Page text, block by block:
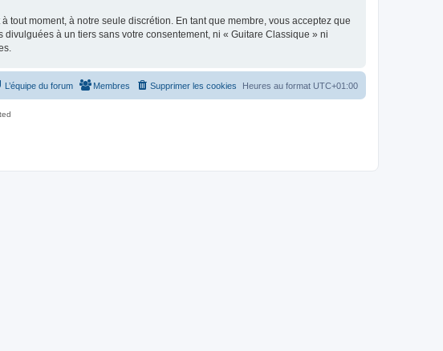
tout moment, à notre seule discrétion. En tant que membre, vous acceptez que
à un tiers sans votre consentement, ni « Guitare Classique » ni
Heures au format UTC+01:00
Supprimer les cookies
Membres
L’équipe du forum